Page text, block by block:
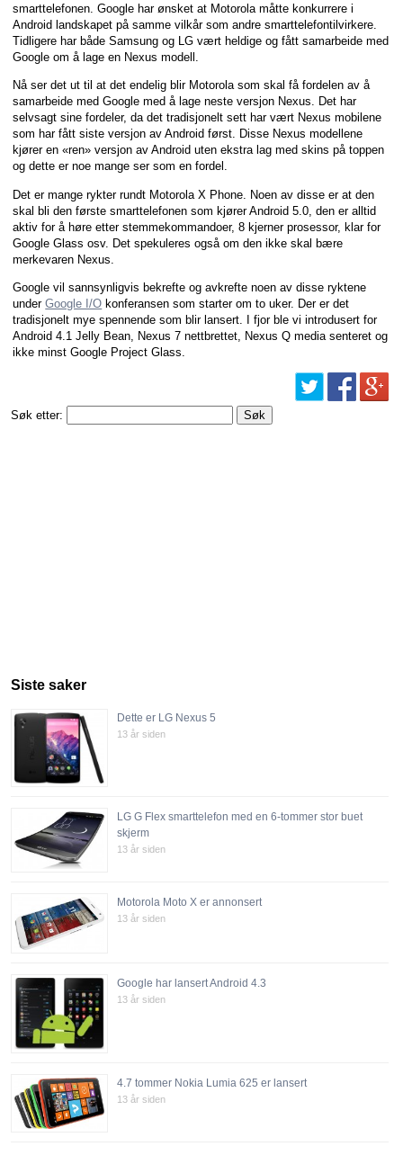
smarttelefonen. Google har ønsket at Motorola måtte konkurrere i
Android landskapet på samme vilkår som andre smarttelefontilvirkere.
Tidligere har både Samsung og LG vært heldige og fått samarbeide med
Google om å lage en Nexus modell.
Nå ser det ut til at det endelig blir Motorola som skal få fordelen av å
samarbeide med Google med å lage neste versjon Nexus. Det har
selvsagt sine fordeler, da det tradisjonelt sett har vært Nexus mobilene
som har fått siste versjon av Android først. Disse Nexus modellene
kjører en «ren» versjon av Android uten ekstra lag med skins på toppen
og dette er noe mange ser som en fordel.
Det er mange rykter rundt Motorola X Phone. Noen av disse er at den
skal bli den første smarttelefonen som kjører Android 5.0, den er alltid
aktiv for å høre etter stemmekommandoer, 8 kjerner prosessor, klar for
Google Glass osv. Det spekuleres også om den ikke skal bære
merkevaren Nexus.
Google vil sannsynligvis bekrefte og avkrefte noen av disse ryktene
underGoogle I/O konferansen som starter om to uker. Der er det
tradisjonelt mye spennende som blir lansert. I fjor ble vi introdusert for
Android 4.1 Jelly Bean, Nexus 7 nettbrettet, Nexus Q media senteret og
ikke minst Google Project Glass.
Søk etter:
Siste saker
Dette er LG Nexus 5
13 år siden
LG G Flex smarttelefon med en 6-tommer stor buet
skjerm
13 år siden
Motorola Moto X er annonsert
13 år siden
Google har lansert Android 4.3
13 år siden
4.7 tommer Nokia Lumia 625 er lansert
13 år siden